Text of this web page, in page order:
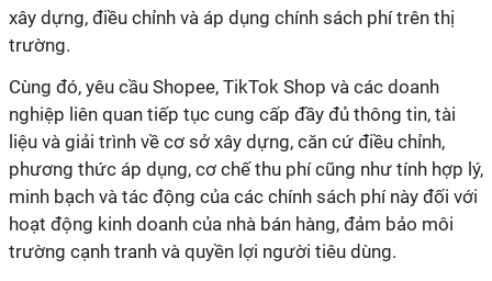
xây dựng, điều chỉnh và áp dụng chính sách phí trên thị
trường.
Cùng đó, yêu cầu Shopee, TikTok Shop và các doanh
nghiệp liên quan tiếp tục cung cấp đầy đủ thông tin, tài
liệu và giải trình về cơ sở xây dựng, căn cứ điều chỉnh,
phương thức áp dụng, cơ chế thu phí cũng như tính hợp lý,
minh bạch và tác động của các chính sách phí này đối với
hoạt động kinh doanh của nhà bán hàng, đảm bảo môi
trường cạnh tranh và quyền lợi người tiêu dùng.